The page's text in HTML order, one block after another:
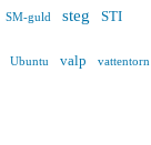
SM-guld steg STI
Ubuntu valp vattentorn